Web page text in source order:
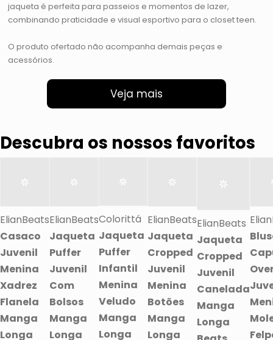
jaqueta é perfeita para passeios e momentos de lazer,
combinando praticidade e visual esportivo para o closet teen.
O produto ofertado não acompanha demais peças e
acessórios.
Veja mais
Descubra os nossos favoritos
ElianBeats
Casaco
Juvenil
Menina
Xadrez
Flanela
Manga
Longa
ElianBeats
Jaqueta
Puffer
Juvenil
Com
Bolsos
Manga
Longa
Colorittá
Jaqueta
Puffer
Infantil
Menina
Veludo
Manga
Longa
ElianBeats
Jaqueta
Cropped
Juvenil
Menina
Botões
Manga
Longa
ElianBeats
Jaqueta
Cropped
Juvenil
Canelada
Manga
Longa